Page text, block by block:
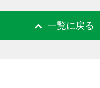
一覧に戻る